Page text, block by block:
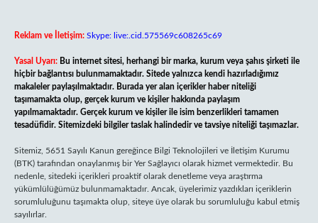
Reklam ve İletişim: Skype: live:.cid.575569c608265c69
Yasal Uyarı: Bu internet sitesi, herhangi bir marka, kurum veya şahıs şirketi ile
hiçbir bağlantısı bulunmamaktadır. Sitede yalnızca kendi hazırladığımız
makaleler paylaşılmaktadır. Burada yer alan içerikler haber niteliği
taşımamakta olup, gerçek kurum ve kişiler hakkında paylaşım
yapılmamaktadır. Gerçek kurum ve kişiler ile isim benzerlikleri tamamen
tesadüfidir. Sitemizdeki bilgiler taslak halindedir ve tavsiye niteliği taşımazlar.
Sitemiz, 5651 Sayılı Kanun gereğince Bilgi Teknolojileri ve İletişim Kurumu
(BTK) tarafından onaylanmış bir Yer Sağlayıcı olarak hizmet vermektedir. Bu
nedenle, sitedeki içerikleri proaktif olarak denetleme veya araştırma
yükümlülüğümüz bulunmamaktadır. Ancak, üyelerimiz yazdıkları içeriklerin
sorumluluğunu taşımakta olup, siteye üye olarak bu sorumluluğu kabul etmiş
sayılırlar.